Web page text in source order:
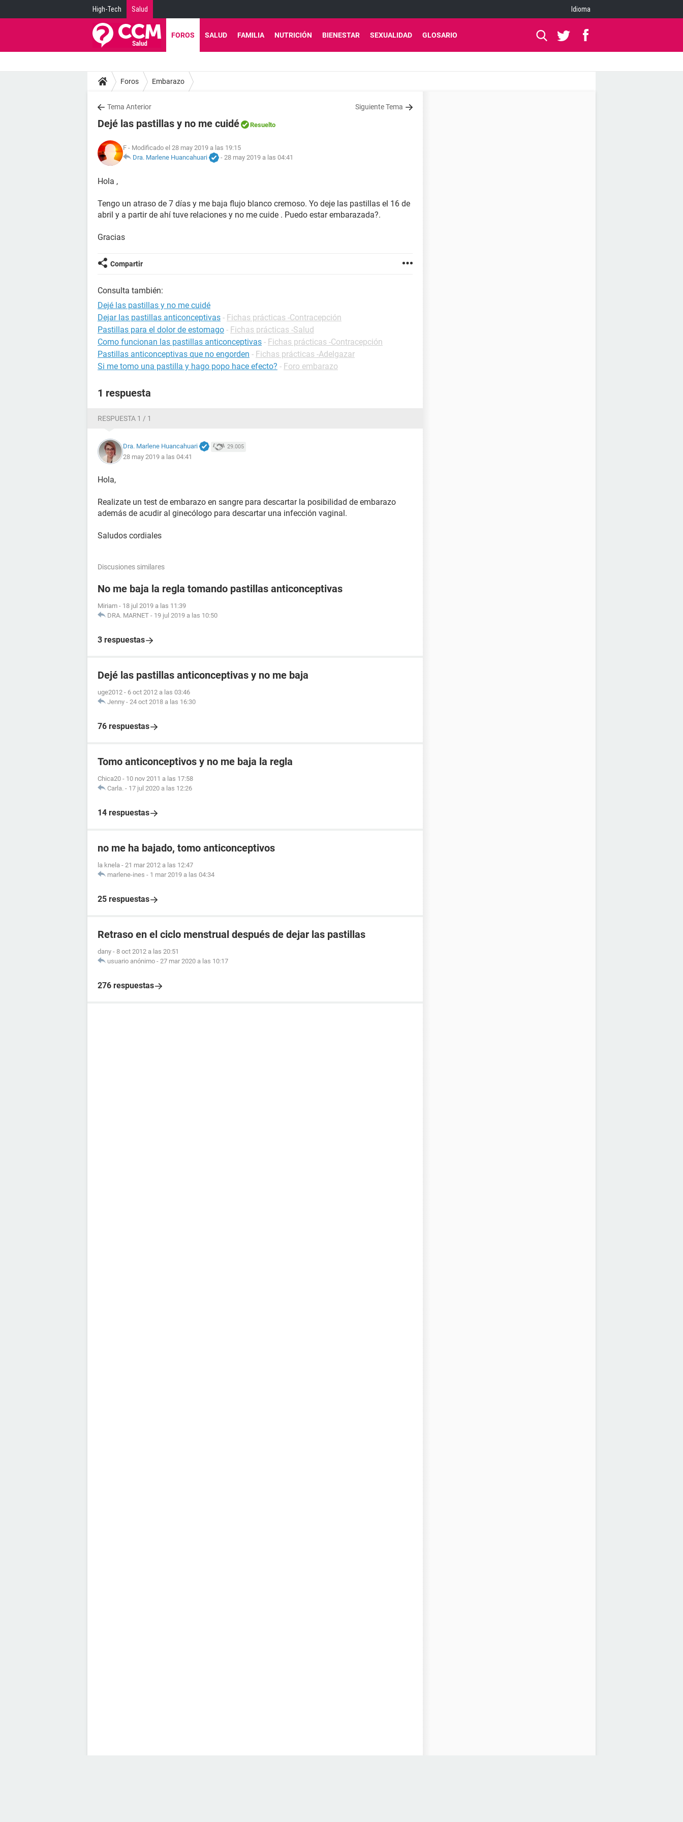
High-Tech Salud Idioma
FOROS SALUD FAMILIA NUTRICIÓN BIENESTAR SEXUALIDAD GLOSARIO
Foros Embarazo
Tema Anterior Siguiente Tema
Dejé las pastillas y no me cuidé Resuelto
F - Modificado el 28 may 2019 a las 19:15
Dra. Marlene Huancahuari
- 28 may 2019 a las 04:41
Hola ,
Tengo un atraso de 7 días y me baja flujo blanco cremoso. Yo deje las pastillas el 16 de
abril y a partir de ahí tuve relaciones y no me cuide . Puedo estar embarazada?.
Gracias
Compartir
Consulta también:
Dejé las pastillas y no me cuidé
Dejar las pastillas anticonceptivas - Fichas prácticas -Contracepción
Pastillas para el dolor de estomago - Fichas prácticas -Salud
Como funcionan las pastillas anticonceptivas - Fichas prácticas -Contracepción
Pastillas anticonceptivas que no engorden - Fichas prácticas -Adelgazar
Si me tomo una pastilla y hago popo hace efecto? - Foro embarazo
1 respuesta
RESPUESTA 1 / 1
Dra. Marlene Huancahuari 29.005
28 may 2019 a las 04:41
Hola,
Realizate un test de embarazo en sangre para descartar la posibilidad de embarazo
además de acudir al ginecólogo para descartar una infección vaginal.
Saludos cordiales
Discusiones similares
No me baja la regla tomando pastillas anticonceptivas
Miriam - 18 jul 2019 a las 11:39
DRA. MARNET - 19 jul 2019 a las 10:50
3 respuestas
Dejé las pastillas anticonceptivas y no me baja
uge2012 - 6 oct 2012 a las 03:46
Jenny - 24 oct 2018 a las 16:30
76 respuestas
Tomo anticonceptivos y no me baja la regla
Chica20 - 10 nov 2011 a las 17:58
Carla. - 17 jul 2020 a las 12:26
14 respuestas
no me ha bajado, tomo anticonceptivos
la knela - 21 mar 2012 a las 12:47
marlene-ines - 1 mar 2019 a las 04:34
25 respuestas
Retraso en el ciclo menstrual después de dejar las pastillas
dany - 8 oct 2012 a las 20:51
usuario anónimo - 27 mar 2020 a las 10:17
276 respuestas